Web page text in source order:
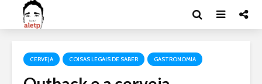
CERVEJA COISAS LEGAIS DE SABER GASTRONOMIA